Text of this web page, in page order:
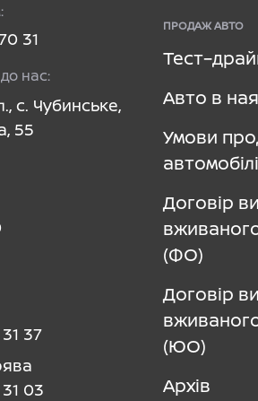
31
нас:
с. Чубинське,
55
37
03
ПРОДАЖ АВТО
Авто в
Умови
Договір
(ФО)
Договір
(ЮО)
Архів